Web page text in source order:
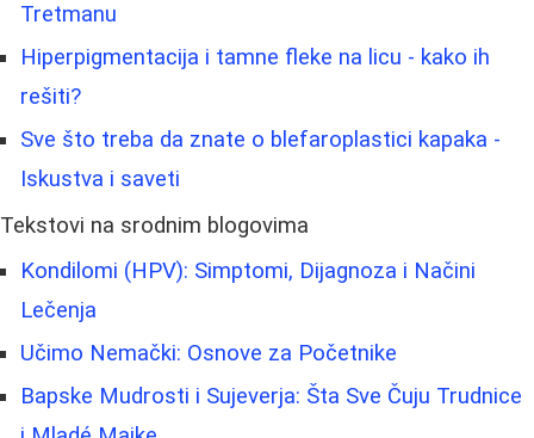
Tretmanu
Hiperpigmentacija i tamne fleke na licu - kako ih
rešiti?
Sve što treba da znate o blefaroplastici kapaka -
Iskustva i saveti
Tekstovi na srodnim blogovima
Kondilomi (HPV): Simptomi, Dijagnoza i Načini
Lečenja
Učimo Nemački: Osnove za Početnike
Bapske Mudrosti i Sujeverja: Šta Sve Čuju Trudnice